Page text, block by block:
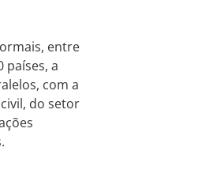
entre
países, a
com a
do setor